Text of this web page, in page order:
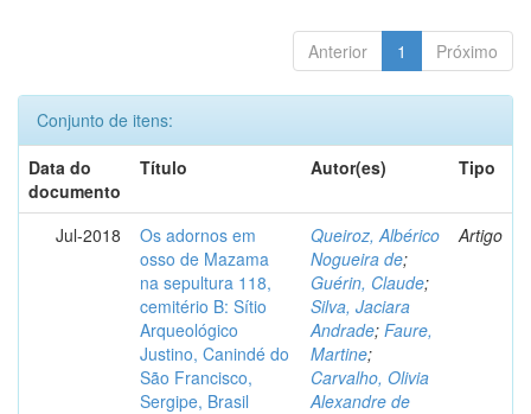
Anterior 1 Próximo
Conjunto de itens:
Data do
documento
Título Autor(es) Tipo
Jul-2018
Os adornos em
osso de Mazama
na sepultura 118,
cemitério B: Sítio
Arqueológico
Justino, Canindé do
São Francisco,
Sergipe, Brasil
Queiroz, Albérico
Nogueira de;
Guérin, Claude;
Silva, Jaciara
Andrade; Faure,
Martine;
Carvalho, Olivia
Alexandre de
Artigo